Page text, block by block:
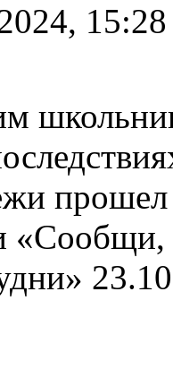
прошел
«Сообщи,